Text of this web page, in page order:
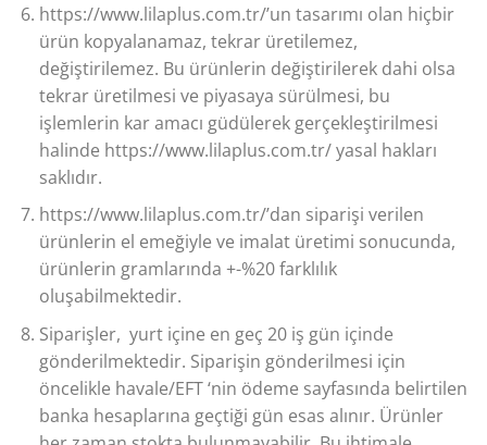
https://www.lilaplus.com.tr/’un tasarımı olan hiçbir
ürün kopyalanamaz, tekrar üretilemez,
değiştirilemez. Bu ürünlerin değiştirilerek dahi olsa
tekrar üretilmesi ve piyasaya sürülmesi, bu
işlemlerin kar amacı güdülerek gerçekleştirilmesi
halinde https://www.lilaplus.com.tr/ yasal hakları
saklıdır.
https://www.lilaplus.com.tr/’dan siparişi verilen
ürünlerin el emeğiyle ve imalat üretimi sonucunda,
ürünlerin gramlarında +-%20 farklılık
oluşabilmektedir.
Siparişler, yurt içine en geç 20 iş gün içinde
gönderilmektedir. Siparişin gönderilmesi için
öncelikle havale/EFT ‘nin ödeme sayfasında belirtilen
banka hesaplarına geçtiği gün esas alınır. Ürünler